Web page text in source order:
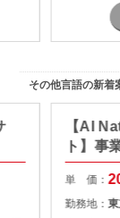
その他言語の新着
【AI
ト】事
単 価：
勤務地：